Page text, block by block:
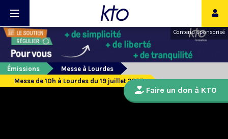
Contenu sponsorisé
Émissions
Messe à Lourdes
Messe de 10h à Lourdes du 19 juillet 2025
Faire un don à KTO